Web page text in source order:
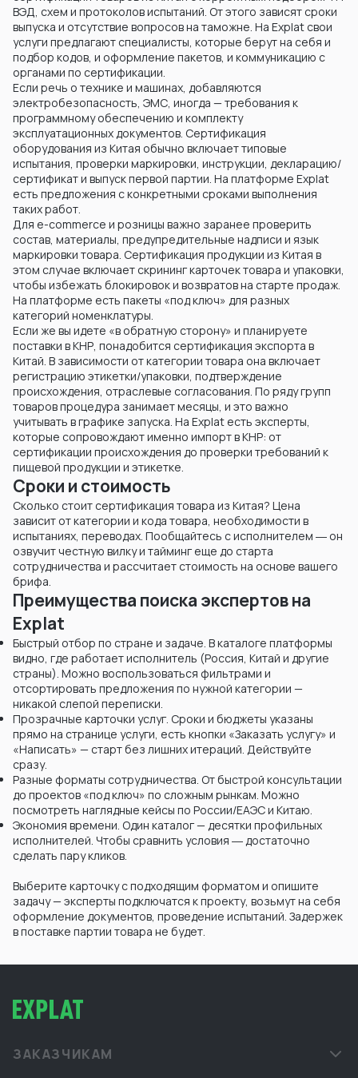
ВЭД, схем и протоколов испытаний. От этого зависят сроки
выпуска и отсутствие вопросов на таможне. На Explat свои
услуги предлагают специалисты, которые берут на себя и
подбор кодов, и оформление пакетов, и коммуникацию с
органами по сертификации.
Если речь о технике и машинах, добавляются
электробезопасность, ЭМС, иногда — требования к
программному обеспечению и комплекту
эксплуатационных документов. Сертификация
оборудования из Китая обычно включает типовые
испытания, проверки маркировки, инструкции, декларацию/
сертификат и выпуск первой партии. На платформе Explat
есть предложения с конкретными сроками выполнения
таких работ.
Для e-commerce и розницы важно заранее проверить
состав, материалы, предупредительные надписи и язык
маркировки товара. Сертификация продукции из Китая в
этом случае включает скрининг карточек товара и упаковки,
чтобы избежать блокировок и возвратов на старте продаж.
На платформе есть пакеты «под ключ» для разных
категорий номенклатуры.
Если же вы идете «в обратную сторону» и планируете
поставки в КНР, понадобится сертификация экспорта в
Китай. В зависимости от категории товара она включает
регистрацию этикетки/упаковки, подтверждение
происхождения, отраслевые согласования. По ряду групп
товаров процедура занимает месяцы, и это важно
учитывать в графике запуска. На Explat есть эксперты,
которые сопровождают именно импорт в КНР: от
сертификации происхождения до проверки требований к
пищевой продукции и этикетке.
Сроки и стоимость
Сколько стоит сертификация товара из Китая? Цена
зависит от категории и кода товара, необходимости в
испытаниях, переводах. Пообщайтесь с исполнителем ― он
озвучит честную вилку и тайминг еще до старта
сотрудничества и рассчитает стоимость на основе вашего
брифа.
Преимущества поиска экспертов на
Explat
Быстрый отбор по стране и задаче. В каталоге платформы
видно, где работает исполнитель (Россия, Китай и другие
страны). Можно воспользоваться фильтрами и
отсортировать предложения по нужной категории —
никакой слепой переписки.
Прозрачные карточки услуг. Сроки и бюджеты указаны
прямо на странице услуги, есть кнопки «Заказать услугу» и
«Написать» — старт без лишних итераций. Действуйте
сразу.
Разные форматы сотрудничества. От быстрой консультации
до проектов «под ключ» по сложным рынкам. Можно
посмотреть наглядные кейсы по России/ЕАЭС и Китаю.
Экономия времени. Один каталог — десятки профильных
исполнителей. Чтобы сравнить условия ― достаточно
сделать пару кликов.
Выберите карточку с подходящим форматом и опишите
задачу — эксперты подключатся к проекту, возьмут на себя
оформление документов, проведение испытаний. Задержек
в поставке партии товара не будет.
ЗАКАЗЧИКАМ